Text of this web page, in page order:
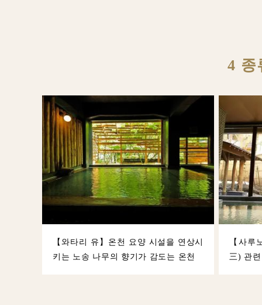
4 종
【와타리 유】온천 요양 시설을 연상시
키는 노송 나무의 향기가 감도는 온천
【사루
三) 관